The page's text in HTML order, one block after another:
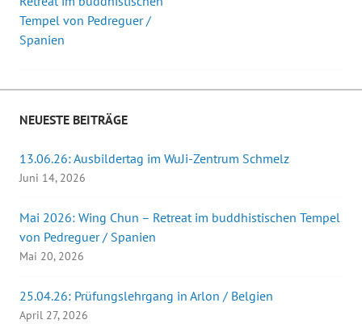
Navigation
Tempel von Pedreguer /
Spanien
NEUESTE BEITRÄGE
13.06.26: Ausbildertag im WuJi-Zentrum Schmelz
Juni 14, 2026
Mai 2026: Wing Chun – Retreat im buddhistischen Tempel
von Pedreguer / Spanien
Mai 20, 2026
25.04.26: Prüfungslehrgang in Arlon / Belgien
April 27, 2026